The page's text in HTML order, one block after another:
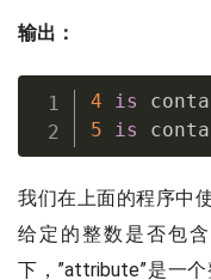
输出：
4 is
5
is
我们在上面的程序中
给定的整数是否包
下，”attribute”是一